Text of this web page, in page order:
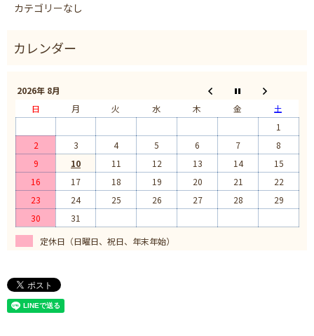
カテゴリーなし
2026年 8月
日
月 火 水 木 金
土
1
2
3 4 5 6 7
8
9
10 11 12 13 14
15
16
17 18 19 20 21
22
23
24 25 26 27 28
29
30
31
定休日（日曜日、祝日、年末年始）